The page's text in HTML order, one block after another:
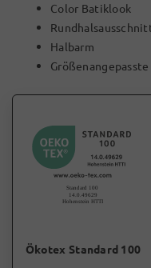
Color Batiklook
Halbarm
Ökotex Standard 100